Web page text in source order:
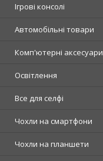
Ігрові консолі
Автомобільні товари
Комп'ютерні аксесуари
Освітлення
Все для селфі
Чохли на смартфони
Чохли на планшети